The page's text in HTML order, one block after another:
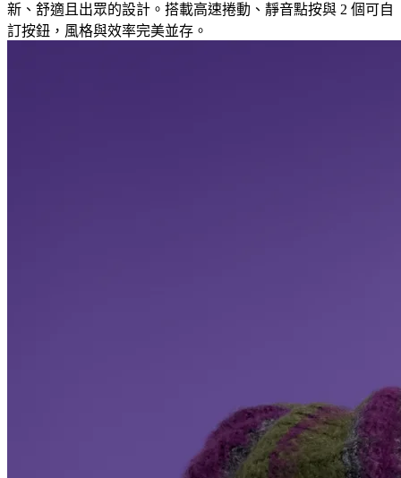
新、舒適且出眾的設計。搭載高速捲動、靜音點按與 2 個可自
訂按鈕，風格與效率完美並存。